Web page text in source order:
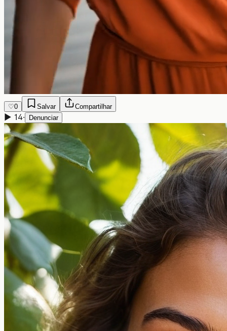
♡0 Salvar Compartilhar
▶ 14· Denunciar